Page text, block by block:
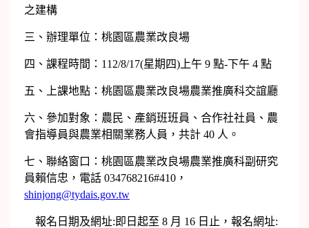
之建構
三、辦理單位：桃園區農業改良場
四、課程時間：112/8/17(星期四)上午 9 點-下午 4 點
五、上課地點：桃園區農業改良場農業推廣科交誼廳
六、參加對象：農民、產銷班班員、合作社社員、農
會指導員與農業相關業務人員，共計 40 人。
七、聯絡窗口：桃園區農業改良場農業推廣科副研究
員賴信忠，電話 034768216#410，
shinjong@tydais.gov.tw
報名日期及網址:即日起至 8 月 16 日止，報名網址: